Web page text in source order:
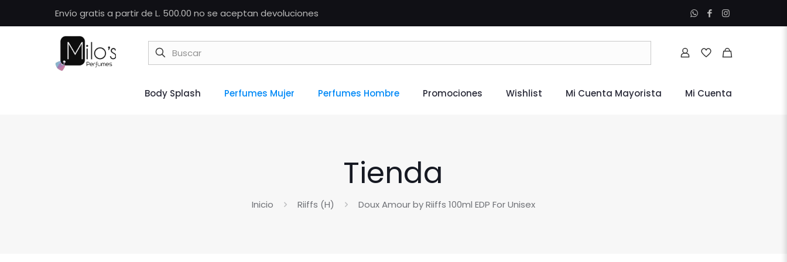
Envío gratis a partir de L. 500.00 no se aceptan devoluciones
Body Splash Perfumes Mujer Perfumes Hombre Promociones Wishlist Mi Cuenta Mayorista Mi Cuenta
Tienda
Inicio Riiffs (H) Doux Amour by Riiffs 100ml EDP For Unisex